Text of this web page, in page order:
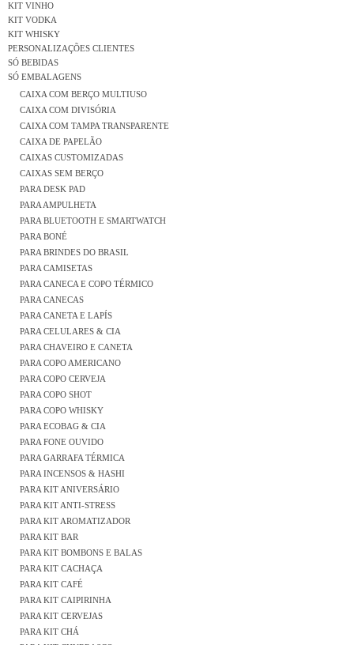
KIT VINHO
KIT VODKA
KIT WHISKY
PERSONALIZAÇÕES CLIENTES
SÓ BEBIDAS
SÓ EMBALAGENS
CAIXA COM BERÇO MULTIUSO
CAIXA COM DIVISÓRIA
CAIXA COM TAMPA TRANSPARENTE
CAIXA DE PAPELÃO
CAIXAS CUSTOMIZADAS
CAIXAS SEM BERÇO
PARA DESK PAD
PARA AMPULHETA
PARA BLUETOOTH E SMARTWATCH
PARA BONÉ
PARA BRINDES DO BRASIL
PARA CAMISETAS
PARA CANECA E COPO TÉRMICO
PARA CANECAS
PARA CANETA E LAPÍS
PARA CELULARES & CIA
PARA CHAVEIRO E CANETA
PARA COPO AMERICANO
PARA COPO CERVEJA
PARA COPO SHOT
PARA COPO WHISKY
PARA ECOBAG & CIA
PARA FONE OUVIDO
PARA GARRAFA TÉRMICA
PARA INCENSOS & HASHI
PARA KIT ANIVERSÁRIO
PARA KIT ANTI-STRESS
PARA KIT AROMATIZADOR
PARA KIT BAR
PARA KIT BOMBONS E BALAS
PARA KIT CACHAÇA
PARA KIT CAFÉ
PARA KIT CAIPIRINHA
PARA KIT CERVEJAS
PARA KIT CHÁ